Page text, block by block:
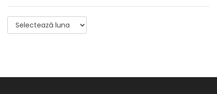
Archiva